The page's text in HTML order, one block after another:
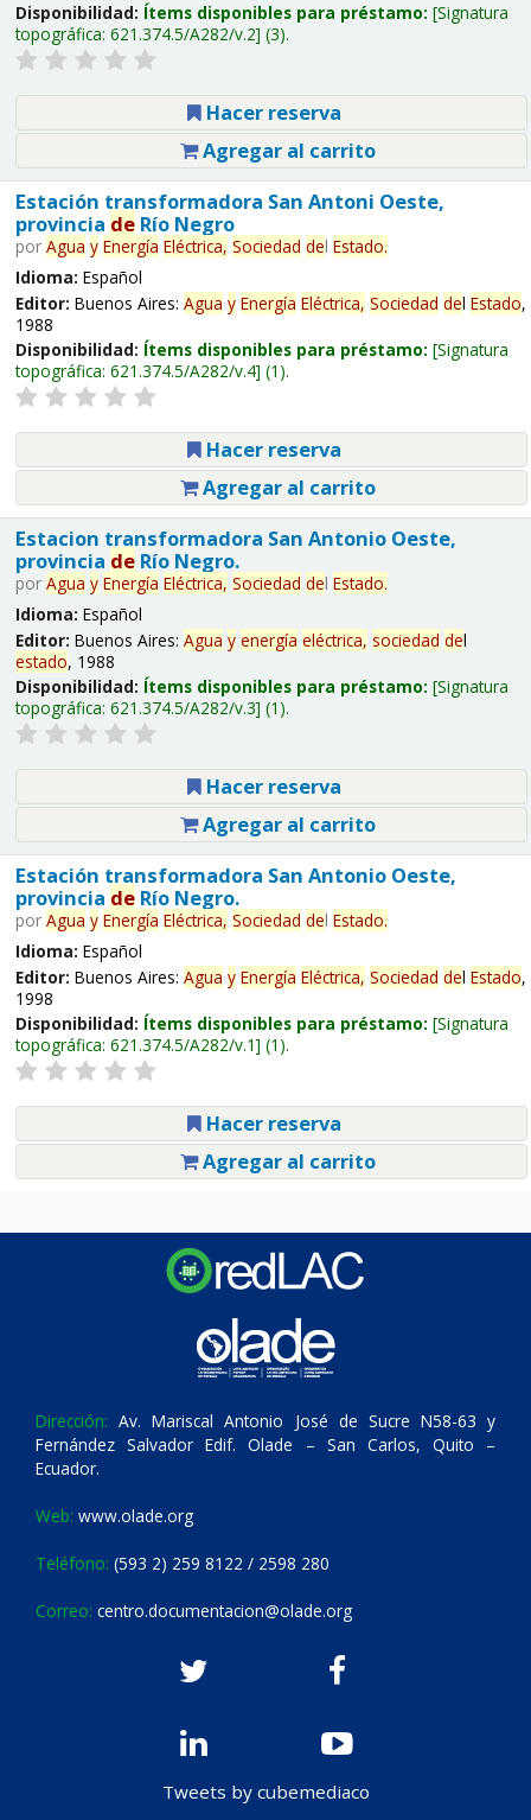
Disponibilidad: Ítems disponibles para préstamo: Signatura
topográfica: 621.374.5/A282/v.2 (3).
Hacer reserva
Agregar al carrito
Estación transformadora San Antoni Oeste,
provincia deRío Negro
por Agua y Energía Eléctrica, Sociedad del Estado.
Idioma: Español
Editor: Buenos Aires: Agua y Energía Eléctrica, Sociedad del Estado,
1988
Disponibilidad: Ítems disponibles para préstamo: Signatura
topográfica: 621.374.5/A282/v.4 (1).
Hacer reserva
Agregar al carrito
Estacion transformadora San Antonio Oeste,
provincia deRío Negro.
por Agua y Energía Eléctrica, Sociedad del Estado.
Idioma: Español
Editor: Buenos Aires: Agua y energía eléctrica, sociedad del
estado, 1988
Disponibilidad: Ítems disponibles para préstamo: Signatura
topográfica: 621.374.5/A282/v.3 (1).
Hacer reserva
Agregar al carrito
Estación transformadora San Antonio Oeste,
provincia deRío Negro.
por Agua y Energía Eléctrica, Sociedad del Estado.
Idioma: Español
Editor: Buenos Aires: Agua y Energía Eléctrica, Sociedad del Estado,
1998
Disponibilidad: Ítems disponibles para préstamo: Signatura
topográfica: 621.374.5/A282/v.1 (1).
Hacer reserva
Agregar al carrito
Dirección: Av. Mariscal Antonio José de Sucre N58-63 y
Fernández Salvador Edif. Olade – San Carlos, Quito –
Ecuador.
Web: www.olade.org
Teléfono: (593 2) 259 8122 / 2598 280
Correo: centro.documentacion@olade.org
Tweets by cubemediaco